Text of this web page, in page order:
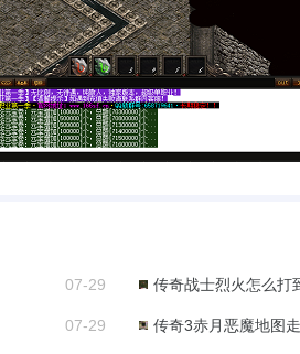
07-29 传奇战士烈火怎么打
07-29 传奇3赤月恶魔地图